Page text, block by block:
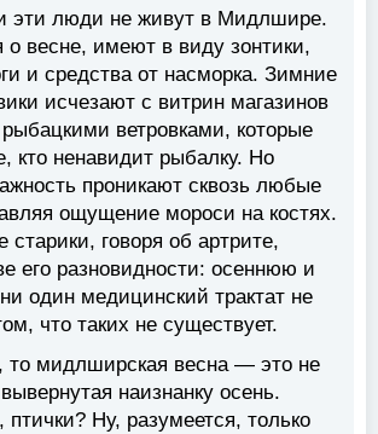
эти люди не живут в Мидлшире.
о весне, имеют в виду зонтики,
и средства от насморка. Зимние
исчезают с витрин магазинов
ветровками, которые
кто ненавидит рыбалку. Но
проникают сквозь любые
ощущение мороси на костях.
говоря об артрите,
его разновидности: осеннюю и
один медицинский трактат не
что таких не существует.
то мидлширская весна — это не
наизнанку осень.
птички? Ну, разумеется, только